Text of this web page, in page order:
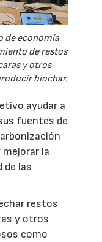
de economía
de restos
y otros
biochar.
ayudar a
fuentes de
la
de las
restos
y otros
como